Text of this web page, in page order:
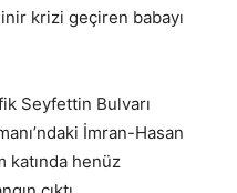
krizi geçiren babayı
Seyfettin Bulvarı
İmran-Hasan
henüz